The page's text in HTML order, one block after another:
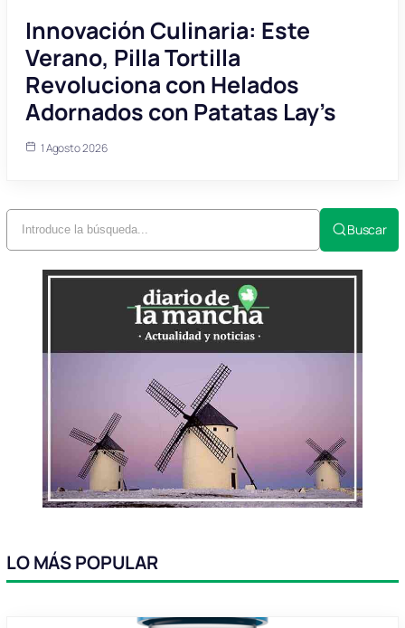
Innovación Culinaria: Este
Verano, Pilla Tortilla
Revoluciona con Helados
Adornados con Patatas Lay’s
1 Agosto 2026
Buscar
LO MÁS POPULAR